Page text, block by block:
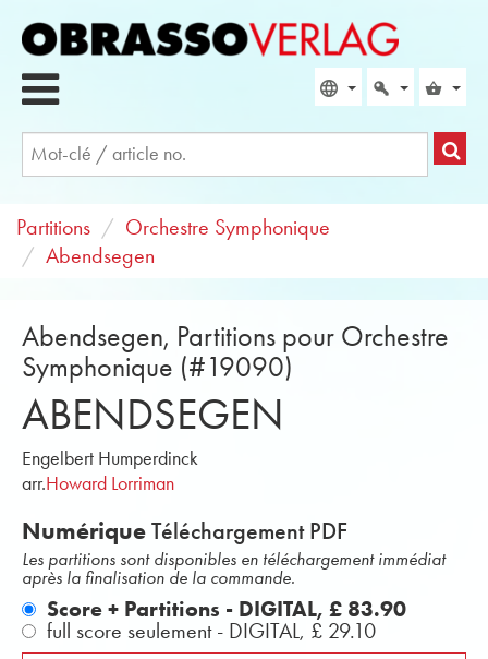
Partitions
Orchestre Symphonique
Abendsegen
Abendsegen, Partitions pour Orchestre
Symphonique (#19090)
ABENDSEGEN
Engelbert Humperdinck
arr.Howard Lorriman
NumériqueTéléchargement PDF
Les partitions sont disponibles en téléchargement immédiat
après la finalisation de la commande.
Score + Partitions - DIGITAL, £ 83.90
full score seulement - DIGITAL, £ 29.10